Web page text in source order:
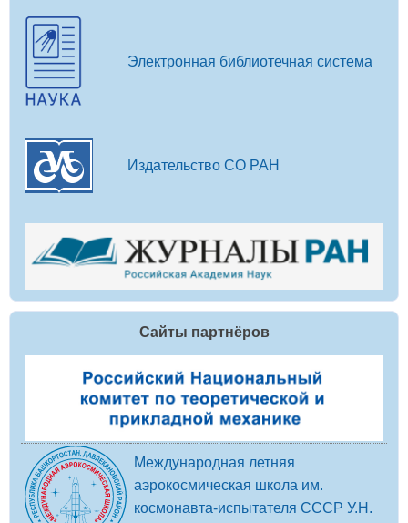
Электронная библиотечная система
Издательство СО РАН
Сайты партнёров
Международная летняя
аэрокосмическая школа им.
космонавта-испытателя СССР У.Н.